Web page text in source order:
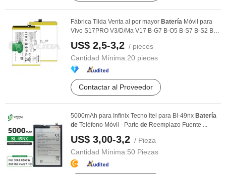
Fábrica Tlida Venta al por mayor Batería Móvil para
Vivo S17PRO V3/D/Ma V17 B-G7 B-O5 B-S7 B-S2 B-
US$ 2,5-3,2 / pieces
Cantidad Mínima:20 pieces
Contactar al Proveedor
5000mAh para Infinix Tecno Itel para Bl-49nx Batería
de Teléfono Móvil - Parte de Reemplazo Fuente ...
US$ 3,00-3,2 / Pieza
Cantidad Mínima:50 Piezas